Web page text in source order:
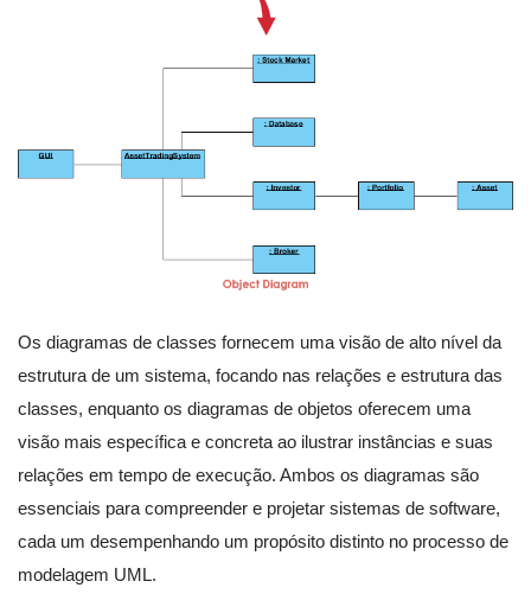
Os diagramas de classes fornecem uma visão de alto nível da
estrutura de um sistema, focando nas relações e estrutura das
classes, enquanto os diagramas de objetos oferecem uma
visão mais específica e concreta ao ilustrar instâncias e suas
relações em tempo de execução. Ambos os diagramas são
essenciais para compreender e projetar sistemas de software,
cada um desempenhando um propósito distinto no processo de
modelagem UML.